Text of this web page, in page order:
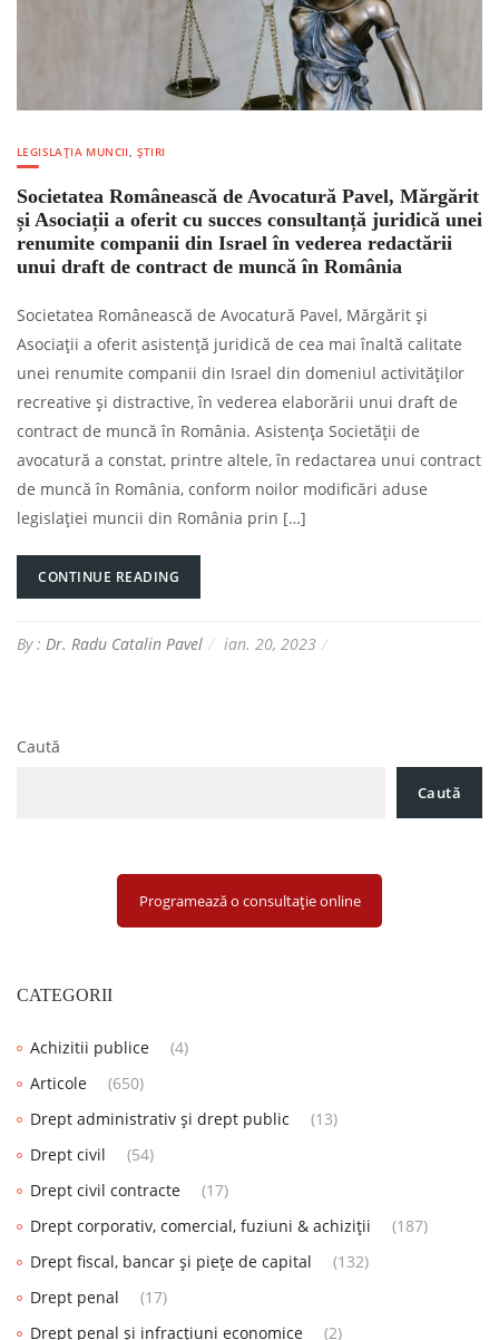
LEGISLAȚIA MUNCII, ȘTIRI
Societatea Românească de Avocatură Pavel, Mărgărit
și Asociații a oferit cu succes consultanță juridică unei
renumite companii din Israel în vederea redactării
unui draft de contract de muncă în România
Societatea Românească de Avocatură Pavel, Mărgărit și
Asociații a oferit asistență juridică de cea mai înaltă calitate
unei renumite companii din Israel din domeniul activităților
recreative și distractive, în vederea elaborării unui draft de
contract de muncă în România. Asistența Societății de
avocatură a constat, printre altele, în redactarea unui contract
de muncă în România, conform noilor modificări aduse
legislației muncii din România prin […]
CONTINUE READING
By : Dr. Radu Catalin Pavel ian. 20, 2023
Caută
Caută
Programează o consultație online
CATEGORII
Achizitii publice
(4)
Articole
(650)
Drept administrativ și drept public
(13)
Drept civil
(54)
Drept civil contracte
(17)
Drept corporativ, comercial, fuziuni & achiziții
(187)
Drept fiscal, bancar și piețe de capital
(132)
Drept penal
(17)
Drept penal și infracțiuni economice
(2)